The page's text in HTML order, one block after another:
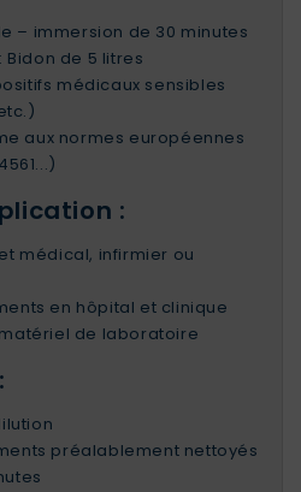
– immersion de 30 minutes
de 5 litres
médicaux sensibles
aux normes européennes
:
médical, infirmier ou
en hôpital et clinique
de laboratoire
préalablement nettoyés